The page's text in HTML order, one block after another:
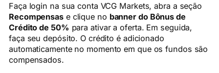
Faça login na sua conta VCG Markets, abra a seção
Recompensase clique no banner do Bônus de
Crédito de 50% para ativar a oferta. Em seguida,
faça seu depósito. O crédito é adicionado
automaticamente no momento em que os fundos são
compensados.